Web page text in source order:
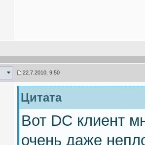
22.7.2010, 9:50
Цитата
Вот DC клиент
очень даже